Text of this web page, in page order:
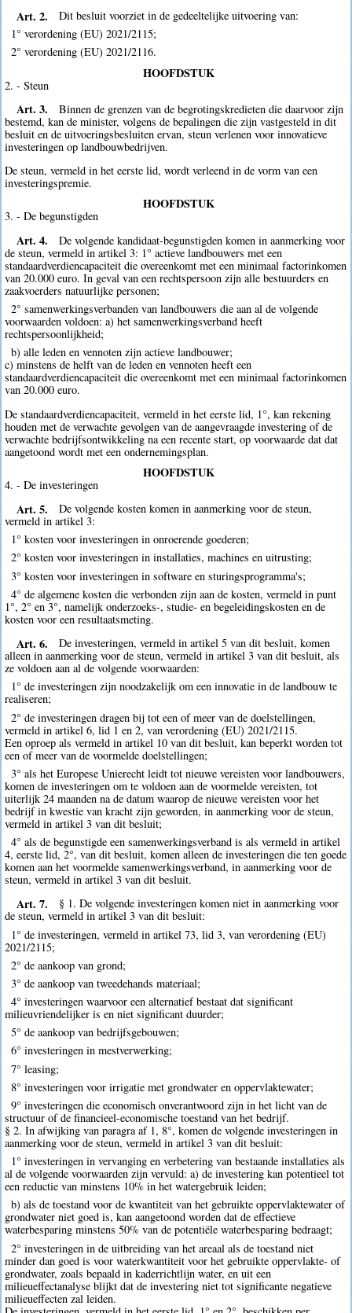
Art. 2.
Dit besluit voorziet in de gedeeltelijke uitvoering van:
1° verordening (EU) 2021/2115;
2° verordening (EU) 2021/2116.
HOOFDSTUK
2. - Steun
Art. 3.
Binnen de grenzen van de begrotingskredieten die daarvoor zijn
bestemd, kan de minister, volgens de bepalingen die zijn vastgesteld in dit
besluit en de uitvoeringsbesluiten ervan, steun verlenen voor innovatieve
investeringen op landbouwbedrijven.
De steun, vermeld in het eerste lid, wordt verleend in de vorm van een
investeringspremie.
HOOFDSTUK
3. - De begunstigden
Art. 4.
De volgende kandidaat-begunstigden komen in aanmerking voor
de steun, vermeld in artikel 3: 1° actieve landbouwers met een
standaardverdiencapaciteit die overeenkomt met een minimaal factorinkomen
van 20.000 euro. In geval van een rechtspersoon zijn alle bestuurders en
zaakvoerders natuurlijke personen;
2° samenwerkingsverbanden van landbouwers die aan al de volgende
voorwaarden voldoen: a) het samenwerkingsverband heeft
rechtspersoonlijkheid;
b) alle leden en vennoten zijn actieve landbouwer;
c) minstens de helft van de leden en vennoten heeft een
standaardverdiencapaciteit die overeenkomt met een minimaal factorinkomen
van 20.000 euro.
De standaardverdiencapaciteit, vermeld in het eerste lid, 1°, kan rekening
houden met de verwachte gevolgen van de aangevraagde investering of de
verwachte bedrijfsontwikkeling na een recente start, op voorwaarde dat dat
aangetoond wordt met een ondernemingsplan.
HOOFDSTUK
4. - De investeringen
Art. 5.
De volgende kosten komen in aanmerking voor de steun,
vermeld in artikel 3:
1° kosten voor investeringen in onroerende goederen;
2° kosten voor investeringen in installaties, machines en uitrusting;
3° kosten voor investeringen in software en sturingsprogramma's;
4° de algemene kosten die verbonden zijn aan de kosten, vermeld in punt
1°, 2° en 3°, namelijk onderzoeks-, studie- en begeleidingskosten en de
kosten voor een resultaatsmeting.
Art. 6.
De investeringen, vermeld in artikel 5 van dit besluit, komen
alleen in aanmerking voor de steun, vermeld in artikel 3 van dit besluit, als
ze voldoen aan al de volgende voorwaarden:
1° de investeringen zijn noodzakelijk om een innovatie in de landbouw te
realiseren;
2° de investeringen dragen bij tot een of meer van de doelstellingen,
vermeld in artikel 6, lid 1 en 2, van verordening (EU) 2021/2115.
Een oproep als vermeld in artikel 10 van dit besluit, kan beperkt worden tot
een of meer van de voormelde doelstellingen;
3° als het Europese Unierecht leidt tot nieuwe vereisten voor landbouwers,
komen de investeringen om te voldoen aan de voormelde vereisten, tot
uiterlijk 24 maanden na de datum waarop de nieuwe vereisten voor het
bedrijf in kwestie van kracht zijn geworden, in aanmerking voor de steun,
vermeld in artikel 3 van dit besluit;
4° als de begunstigde een samenwerkingsverband is als vermeld in artikel
4, eerste lid, 2°, van dit besluit, komen alleen de investeringen die ten goede
komen aan het voormelde samenwerkingsverband, in aanmerking voor de
steun, vermeld in artikel 3 van dit besluit.
Art. 7.
§ 1. De volgende investeringen komen niet in aanmerking voor
de steun, vermeld in artikel 3 van dit besluit:
1° de investeringen, vermeld in artikel 73, lid 3, van verordening (EU)
2021/2115;
2° de aankoop van grond;
3° de aankoop van tweedehands materiaal;
4° investeringen waarvoor een alternatief bestaat dat significant
milieuvriendelijker is en niet significant duurder;
5° de aankoop van bedrijfsgebouwen;
6° investeringen in mestverwerking;
7° leasing;
8° investeringen voor irrigatie met grondwater en oppervlaktewater;
9° investeringen die economisch onverantwoord zijn in het licht van de
structuur of de financieel-economische toestand van het bedrijf.
§ 2. In afwijking van paragra af 1, 8°, komen de volgende investeringen in
aanmerking voor de steun, vermeld in artikel 3 van dit besluit:
1° investeringen in vervanging en verbetering van bestaande installaties als
al de volgende voorwaarden zijn vervuld: a) de investering kan potentieel tot
een reductie van minstens 10% in het watergebruik leiden;
b) als de toestand voor de kwantiteit van het gebruikte oppervlaktewater of
grondwater niet goed is, kan aangetoond worden dat de effectieve
waterbesparing minstens 50% van de potentiële waterbesparing bedraagt;
2° investeringen in de uitbreiding van het areaal als de toestand niet
minder dan goed is voor waterkwantiteit voor het gebruikte oppervlakte- of
grondwater, zoals bepaald in kaderrichtlijn water, en uit een
milieueffectanalyse blijkt dat de investering niet tot significante negatieve
milieueffecten zal leiden.